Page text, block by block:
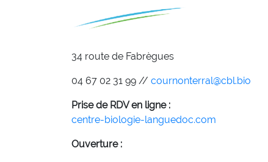
34 route de Fabrègues
04 67 02 31 99 // cournonterral@cbl.bio
Prise de RDV en ligne :
centre-biologie-languedoc.com
Ouverture :